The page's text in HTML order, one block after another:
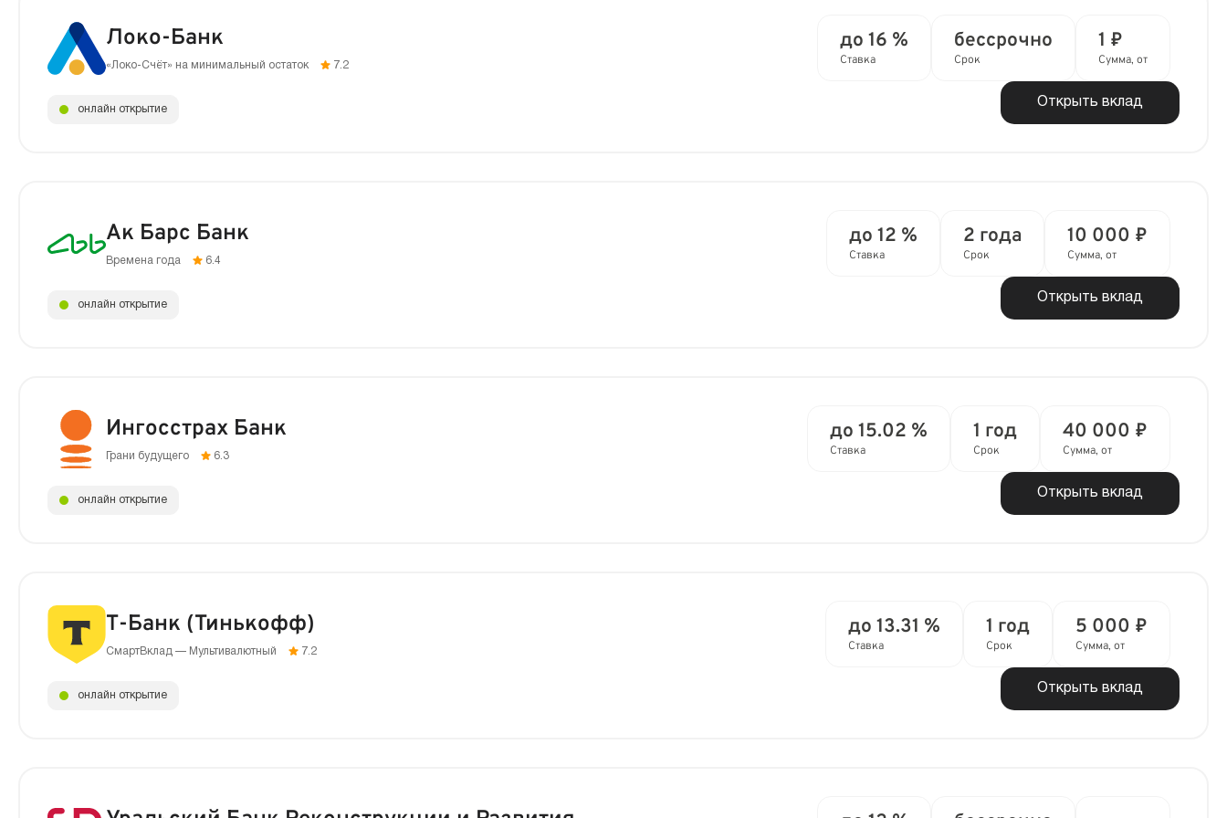
Локо-Банк
«Локо-Счёт» на минимальный остаток 7.2
до 16 %
Ставка
бессрочно
Срок
1 ₽
Сумма, от
Открыть вклад
онлайн открытие
Ак Барс Банк
Времена года 6.4
до 12 %
Ставка
2 года
Срок
10 000 ₽
Сумма, от
Открыть вклад
онлайн открытие
Ингосстрах Банк
Грани будущего 6.3
до 15.02 %
Ставка
1 год
Срок
40 000 ₽
Сумма, от
Открыть вклад
онлайн открытие
Т-Банк (Тинькофф)
СмартВклад — Мультивалютный 7.2
до 13.31 %
Ставка
1 год
Срок
5 000 ₽
Сумма, от
Открыть вклад
онлайн открытие